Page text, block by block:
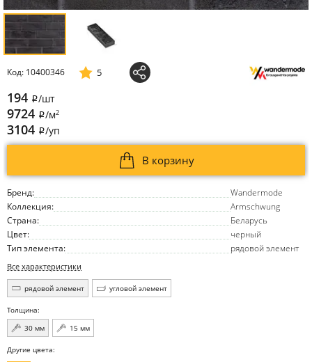
Бренд:
Wandermode
Коллекция:
Armschwung
Страна:
Беларусь
Цвет:
черный
Тип элемента:
рядовой элемент
Все характеристики
рядовой элемент угловой элемент
Толщина:
30 мм
15 мм
Код: 10400346 5
194 i/шт
9724 i/м2
3104 i/уп
В корзину
Другие цвета: